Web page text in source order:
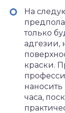
На
только
адгезии,
краски.
наносить
часа,